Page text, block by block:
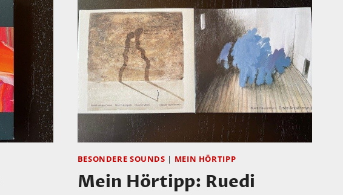
GABRIELLE
MIRABASSI:
SO
FAR
BESONDERE SOUNDS | MEIN HÖRTIPP
Mein Hörtipp: Ruedi